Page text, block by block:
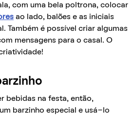
com uma bela poltrona, colocar
ao lado, balões e as iniciais
Também é possível criar algumas
mensagens para o casal. O
bebidas na festa, então,
barzinho especial e usá-lo